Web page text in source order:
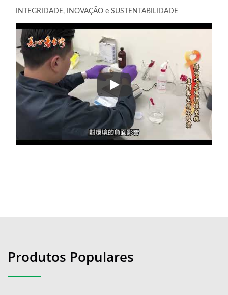
INTEGRIDADE, INOVAÇÃO e SUSTENTABILIDADE
INTEGRIDADE, INOVAÇÃO e
Produtos Populares